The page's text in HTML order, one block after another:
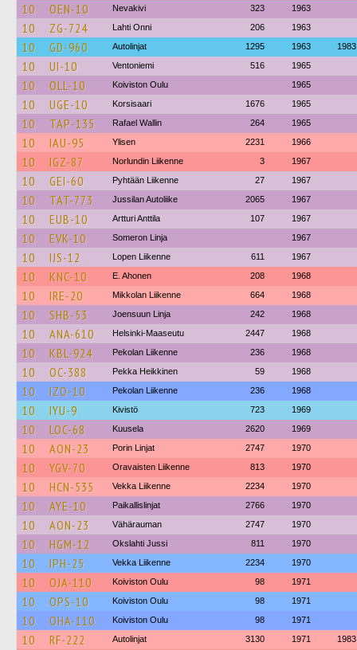
10 OEN-10 Nevakivi 323 1963
10 ZG-724 Lahti Onni 206 1963
10 GD-960 Autolinjat 1295 1963 1983
10 UI-10 Ventoniemi 516 1965
10 OLL-10 Koiviston Oulu 1965
10 UGE-10 Korsisaari 1676 1965
10 TAP-135 Rafael Wallin 264 1965
10 IAU-95 Ylisen 2231 1966
10 IGZ-87 Norlundin Liikenne 3 1967
10 GEI-60 Pyhtään Liikenne 27 1967
10 TAT-773 Jussilan Autoliike 2065 1967
10 EUB-10 Artturi Anttila 107 1967
10 EVK-10 Someron Linja 1967
10 IJS-12 Lopen Liikenne 611 1967
10 KNC-10 E. Ahonen 208 1968
10 IRE-20 Mikkolan Liikenne 664 1968
10 SHB-53 Joensuun Linja 242 1968
10 ANA-610 Helsinki-Maaseutu 2447 1968
10 KBL-924 Pekolan Liikenne 236 1968
10 OC-388 Pekka Heikkinen 59 1968
10 IZO-10 Pekolan Liikenne 236 1968
10 IYU-9 Kivistö 723 1969
10 LOC-68 Kuusela 2620 1969
10 AON-23 Porin Linjat 2747 1970
10 YGV-70 Oravaisten Liikenne 813 1970
10 HCN-535 Vekka Liikenne 2234 1970
10 AYE-10 Paikallislinjat 2766 1970
10 AON-23 Vähärauman 2747 1970
10 HGM-12 Okslahti Jussi 811 1970
10 IPH-25 Vekka Liikenne 2234 1970
10 OJA-110 Koiviston Oulu 98 1971
10 OPS-10 Koiviston Oulu 98 1971
10 OHA-110 Koiviston Oulu 98 1971
10 RF-222 Autolinjat 3130 1971 1983